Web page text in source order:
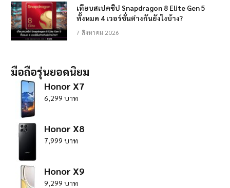
เทียบสเปคชิป Snapdragon 8 Elite Gen 5
ทั้งหมด 4 เวอร์ชั่นต่างกันยังไงบ้าง?
7 สิงหาคม 2026
มือถือรุ่นยอดนิยม
Honor X7
6,299 บาท
Honor X8
7,999 บาท
Honor X9
9,299 บาท